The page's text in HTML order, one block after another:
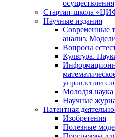
осуществления
Стартап-школа
Научные издания
Современные
анализ.
Вопросы
Культура.
управлении
Молодая
Научные
Патентная
Изобретения
Полезные